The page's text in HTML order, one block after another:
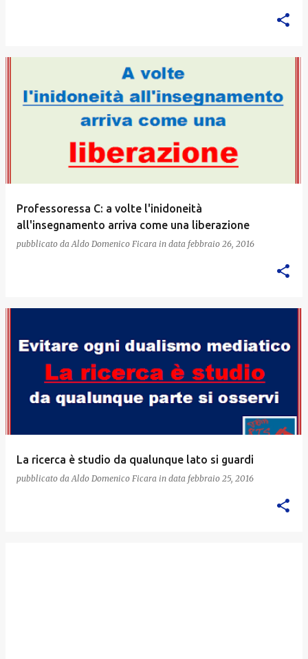
Professoressa C: a volte l'inidoneità
all'insegnamento arriva come una liberazione
pubblicato da Aldo Domenico Ficara in data febbraio 26, 2016
La ricerca è studio da qualunque lato si guardi
pubblicato da Aldo Domenico Ficara in data febbraio 25, 2016